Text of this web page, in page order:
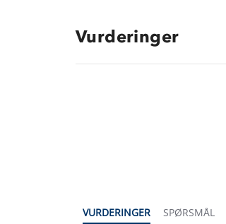
Vurderinger
VURDERINGER SPØRSMÅL